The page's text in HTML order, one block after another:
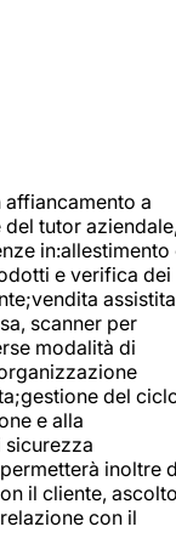
affiancamento a
tutor
in:allestimento
e verifica dei
assistita
scanner per
modalità di
del
e alla
inoltre
il cliente,
con il